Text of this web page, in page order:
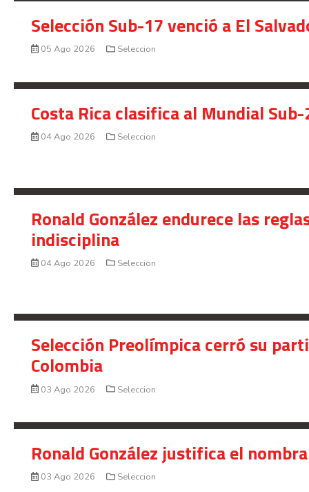
Selección Sub-17 venció a El
05 Ago 2026 Seleccion
Costa Rica clasifica al Mundial
04 Ago 2026 Seleccion
Ronald González endurece las
indisciplina
04 Ago 2026 Seleccion
Selección Preolímpica cerró su
Colombia
03 Ago 2026 Seleccion
Ronald González justifica el
03 Ago 2026 Seleccion